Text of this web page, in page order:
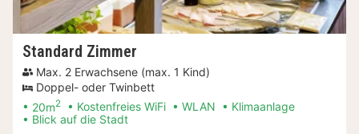
Standard Zimmer
Max. 2 Erwachsene (max. 1 Kind)
Doppel- oder Twinbett
20m2 Kostenfreies WiFi WLAN
Klimaanlage
Blick auf die Stadt